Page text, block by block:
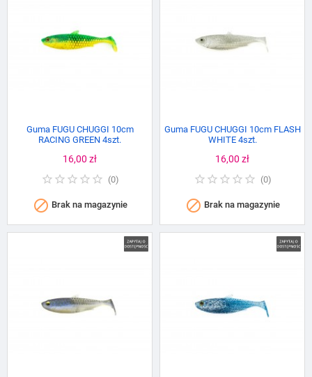
Guma FUGU CHUGGI 10cm
RACING GREEN 4szt.
Cena
16,00 zł
(0)
 Brak na magazynie
Guma FUGU CHUGGI 10cm FLASH
WHITE 4szt.
Cena
16,00 zł
(0)
 Brak na magazynie